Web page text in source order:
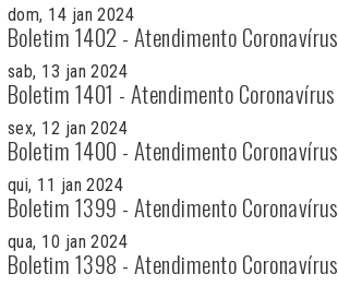
dom, 14 jan 2024
Boletim 1402 - Atendimento Coronavírus
sab, 13 jan 2024
Boletim 1401 - Atendimento Coronavírus
sex, 12 jan 2024
Boletim 1400 - Atendimento Coronavírus
qui, 11 jan 2024
Boletim 1399 - Atendimento Coronavírus
qua, 10 jan 2024
Boletim 1398 - Atendimento Coronavírus